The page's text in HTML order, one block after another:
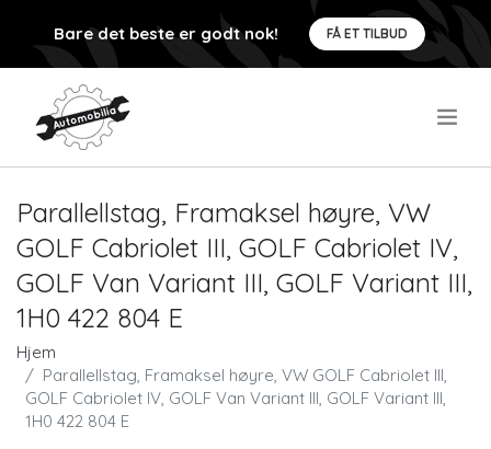
Bare det beste er godt nok! FÅ ET TILBUD
Parallellstag, Framaksel høyre, VW
GOLF Cabriolet III, GOLF Cabriolet IV,
GOLF Van Variant III, GOLF Variant III,
1H0 422 804 E
Hjem
Parallellstag, Framaksel høyre, VW GOLF Cabriolet III,
GOLF Cabriolet IV, GOLF Van Variant III, GOLF Variant III,
1H0 422 804 E